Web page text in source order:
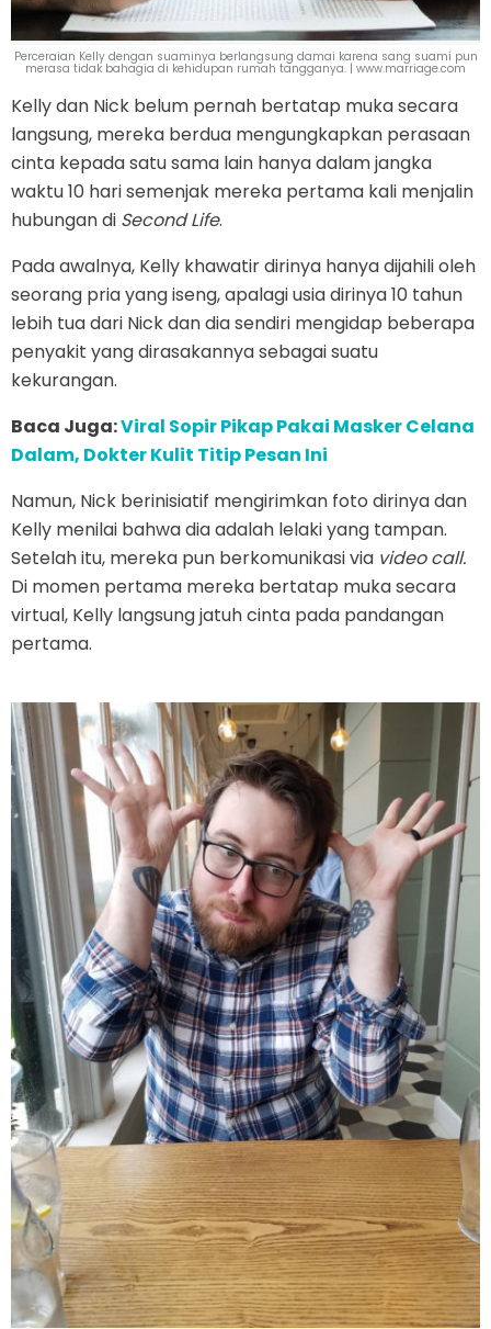
Perceraian Kelly dengan suaminya berlangsung damai karena sang suami pun
merasa tidak bahagia di kehidupan rumah tangganya. | www.marriage.com
Kelly dan Nick belum pernah bertatap muka secara
langsung, mereka berdua mengungkapkan perasaan
cinta kepada satu sama lain hanya dalam jangka
waktu 10 hari semenjak mereka pertama kali menjalin
hubungan di Second Life.
Pada awalnya, Kelly khawatir dirinya hanya dijahili oleh
seorang pria yang iseng, apalagi usia dirinya 10 tahun
lebih tua dari Nick dan dia sendiri mengidap beberapa
penyakit yang dirasakannya sebagai suatu
kekurangan.
Baca Juga:Viral Sopir Pikap Pakai Masker Celana
Dalam, Dokter Kulit Titip Pesan Ini
Namun, Nick berinisiatif mengirimkan foto dirinya dan
Kelly menilai bahwa dia adalah lelaki yang tampan.
Setelah itu, mereka pun berkomunikasi via video call.
Di momen pertama mereka bertatap muka secara
virtual, Kelly langsung jatuh cinta pada pandangan
pertama.